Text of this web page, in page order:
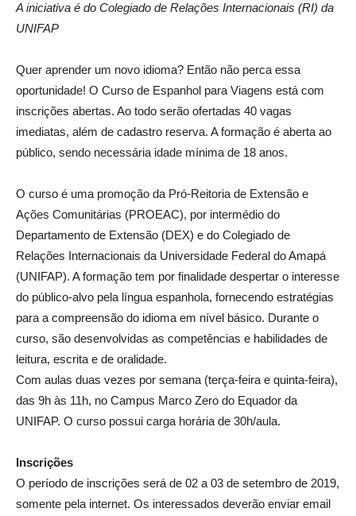
A iniciativa é do Colegiado de Relações Internacionais (RI) da
UNIFAP
Quer aprender um novo idioma? Então não perca essa
oportunidade! O Curso de Espanhol para Viagens está com
inscrições abertas. Ao todo serão ofertadas 40 vagas
imediatas, além de cadastro reserva. A formação é aberta ao
público, sendo necessária idade mínima de 18 anos.
O curso é uma promoção da Pró-Reitoria de Extensão e
Ações Comunitárias (PROEAC), por intermédio do
Departamento de Extensão (DEX) e do Colegiado de
Relações Internacionais da Universidade Federal do Amapá
(UNIFAP). A formação tem por finalidade despertar o interesse
do público-alvo pela língua espanhola, fornecendo estratégias
para a compreensão do idioma em nível básico. Durante o
curso, são desenvolvidas as competências e habilidades de
leitura, escrita e de oralidade.
Com aulas duas vezes por semana (terça-feira e quinta-feira),
das 9h às 11h, no Campus Marco Zero do Equador da
UNIFAP. O curso possui carga horária de 30h/aula.
Inscrições
O período de inscrições será de 02 a 03 de setembro de 2019,
somente pela internet. Os interessados deverão enviar email